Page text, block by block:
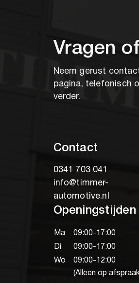
Vragen
Neem gerust
pagina, telefonisch
verder.
Contact
0341 703 041
info@timmer-
automotive.nl
Openingstijden
Ma
09:00-17:00
Di
09:00-17:00
Wo
09:00-12:00
(Alleen op